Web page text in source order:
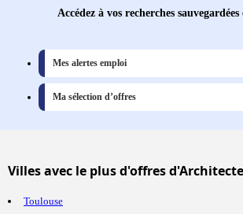
Accédez à vos recherches
Mes alertes emploi
Ma sélection d’offres
Villesavec le plus d'offres d'Architecte
Toulouse